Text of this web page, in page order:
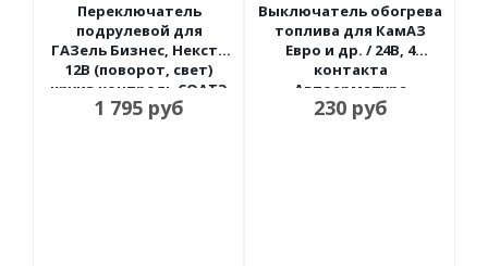
Переключатель
подрулевой для
ГАЗель Бизнес, Некст /
12В (поворот, свет)
круиз контроль СОАТЭ
1 795 руб
Выключатель обогрева
топлива для КамАЗ
Евро и др. / 24В, 4
контакта
Автоарматура
230руб